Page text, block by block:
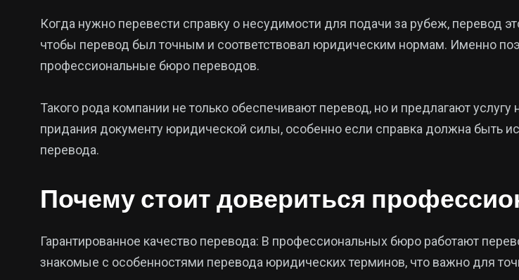
Когда нужно перевести справку о несудимости для подачи за рубеж, перевод
чтобы перевод был точным и соответствовал юридическим нормам. Именно
профессиональные бюро переводов.
Такого рода компании не только обеспечивают перевод, но и предлагают
придания документу юридической силы, особенно если справка должна быть
перевода.
Почему стоит довериться
Гарантированное качество перевода: В профессиональных бюро работают
знакомые с особенностями перевода юридических терминов, что важно для